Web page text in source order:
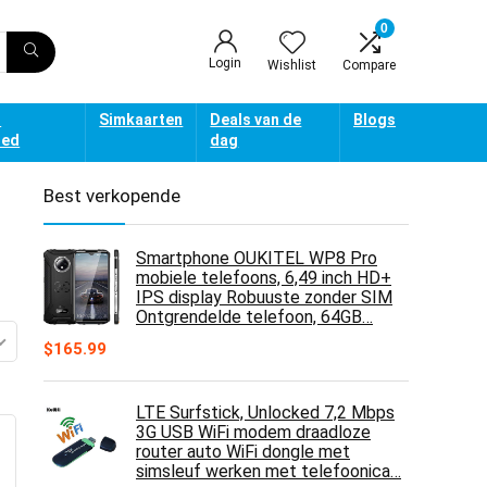
Login Wishlist
0
Compare
Simkaarten
Deals van de
dag
Blogs
Best verkopende
Smartphone OUKITEL WP8 Pro
mobiele telefoons, 6,49 inch HD+
IPS display Robuuste zonder SIM
Ontgrendelde telefoon, 64GB…
$165.99
LTE Surfstick, Unlocked 7,2 Mbps
3G USB WiFi modem draadloze
router auto WiFi dongle met
simsleuf werken met telefoonica…